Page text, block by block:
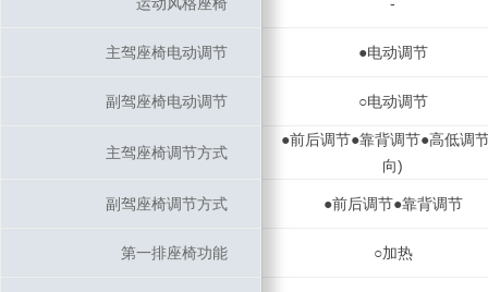
主驾座椅电动调节 ●电动调节
副驾座椅电动调节 ○电动调节
主驾座椅调节方式
●前后调节●靠背调节●高低调
向)
副驾座椅调节方式 ●前后调节●靠背调节
第一排座椅功能 ○加热
主驾座椅电动调节
副驾座椅电动调节
主驾座椅调节方式
副驾座椅调节方式
第一排座椅功能